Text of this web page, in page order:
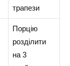
трапези
Порцію
розділити
на 3